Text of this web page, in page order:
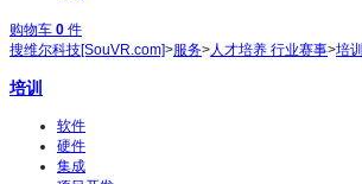
购物车 0 件
搜维尔科技[SouVR.com]>服务>人才培养 行业赛事>培训
培训
软件
硬件
集成